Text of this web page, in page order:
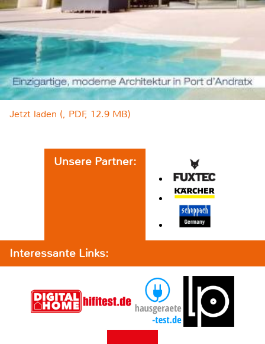
Jetzt laden (, PDF, 12.9 MB)
Unsere Partner:
Interessante Links: